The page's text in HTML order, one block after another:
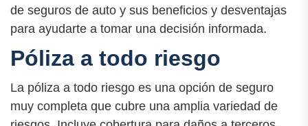
de seguros de auto y sus beneficios y desventajas
para ayudarte a tomar una decisión informada.
Póliza a todo riesgo
La póliza a todo riesgo es una opción de seguro
muy completa que cubre una amplia variedad de